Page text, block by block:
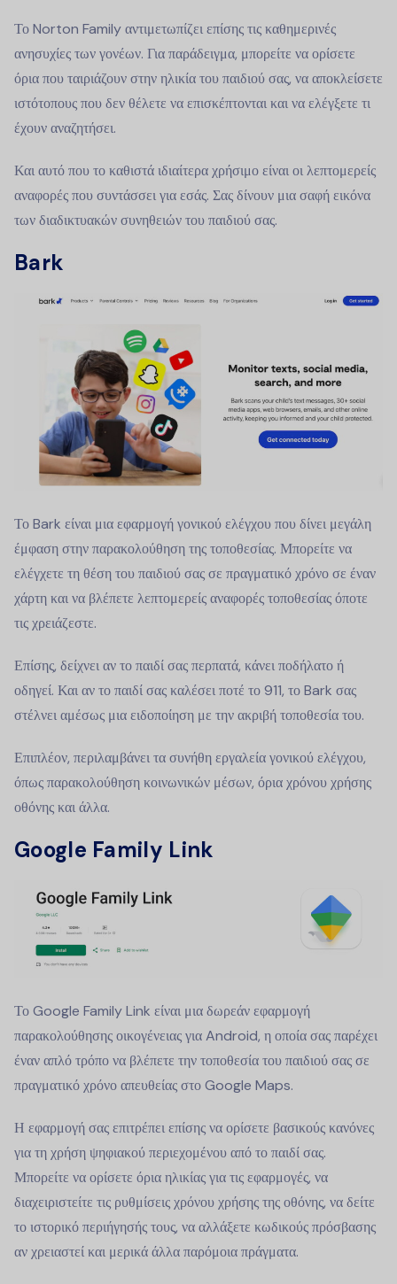
Το Norton Family αντιμετωπίζει επίσης τις καθημερινές
ανησυχίες των γονέων. Για παράδειγμα, μπορείτε να ορίσετε
όρια που ταιριάζουν στην ηλικία του παιδιού σας, να αποκλείσετε
ιστότοπους που δεν θέλετε να επισκέπτονται και να ελέγξετε τι
έχουν αναζητήσει.
Και αυτό που το καθιστά ιδιαίτερα χρήσιμο είναι οι λεπτομερείς
αναφορές που συντάσσει για εσάς. Σας δίνουν μια σαφή εικόνα
των διαδικτυακών συνηθειών του παιδιού σας.
Bark
Το Bark είναι μια εφαρμογή γονικού ελέγχου που δίνει μεγάλη
έμφαση στην παρακολούθηση της τοποθεσίας. Μπορείτε να
ελέγχετε τη θέση του παιδιού σας σε πραγματικό χρόνο σε έναν
χάρτη και να βλέπετε λεπτομερείς αναφορές τοποθεσίας όποτε
τις χρειάζεστε.
Επίσης, δείχνει αν το παιδί σας περπατά, κάνει ποδήλατο ή
οδηγεί. Και αν το παιδί σας καλέσει ποτέ το 911, το Bark σας
στέλνει αμέσως μια ειδοποίηση με την ακριβή τοποθεσία του.
Επιπλέον, περιλαμβάνει τα συνήθη εργαλεία γονικού ελέγχου,
όπως παρακολούθηση κοινωνικών μέσων, όρια χρόνου χρήσης
οθόνης και άλλα.
Google Family Link
Το Google Family Link είναι μια δωρεάν εφαρμογή
παρακολούθησης οικογένειας για Android, η οποία σας παρέχει
έναν απλό τρόπο να βλέπετε την τοποθεσία του παιδιού σας σε
πραγματικό χρόνο απευθείας στο Google Maps.
Η εφαρμογή σας επιτρέπει επίσης να ορίσετε βασικούς κανόνες
για τη χρήση ψηφιακού περιεχομένου από το παιδί σας.
Μπορείτε να ορίσετε όρια ηλικίας για τις εφαρμογές, να
διαχειριστείτε τις ρυθμίσεις χρόνου χρήσης της οθόνης, να δείτε
το ιστορικό περιήγησής τους, να αλλάξετε κωδικούς πρόσβασης
αν χρειαστεί και μερικά άλλα παρόμοια πράγματα.